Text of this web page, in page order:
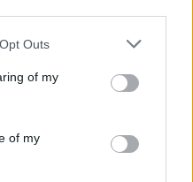
uses one or more Google
You may click to
and its third-party tags to
purposes in below Google
Outs
of my
of my